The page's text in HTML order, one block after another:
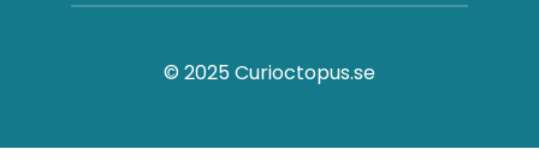
© 2025 Curioctopus.se